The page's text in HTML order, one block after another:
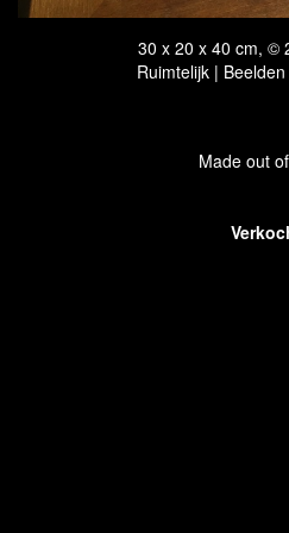
30 x 20 x 40 cm, ©
Ruimtelijk |
Made out